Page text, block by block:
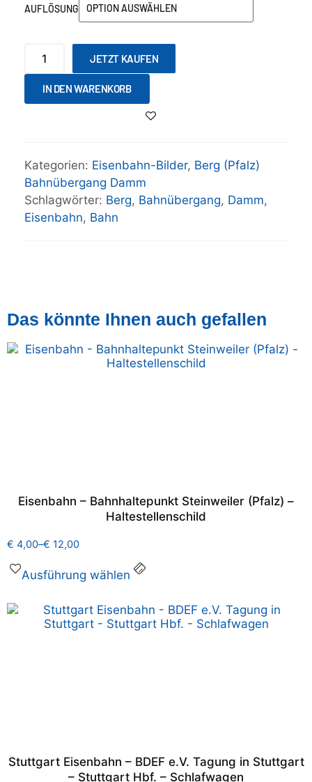
AUFLÖSUNG
JETZT KAUFEN
IN DEN WARENKORB
Kategorien: Eisenbahn-Bilder, Berg (Pfalz)
Bahnübergang Damm
Schlagwörter: Berg, Bahnübergang, Damm,
Eisenbahn, Bahn
Das könnte Ihnen auch gefallen
Eisenbahn – Bahnhaltepunkt Steinweiler (Pfalz) –
Haltestellenschild
€ 4,00–€ 12,00
Ausführung wählen
Stuttgart Eisenbahn – BDEF e.V. Tagung in Stuttgart
– Stuttgart Hbf. – Schlafwagen